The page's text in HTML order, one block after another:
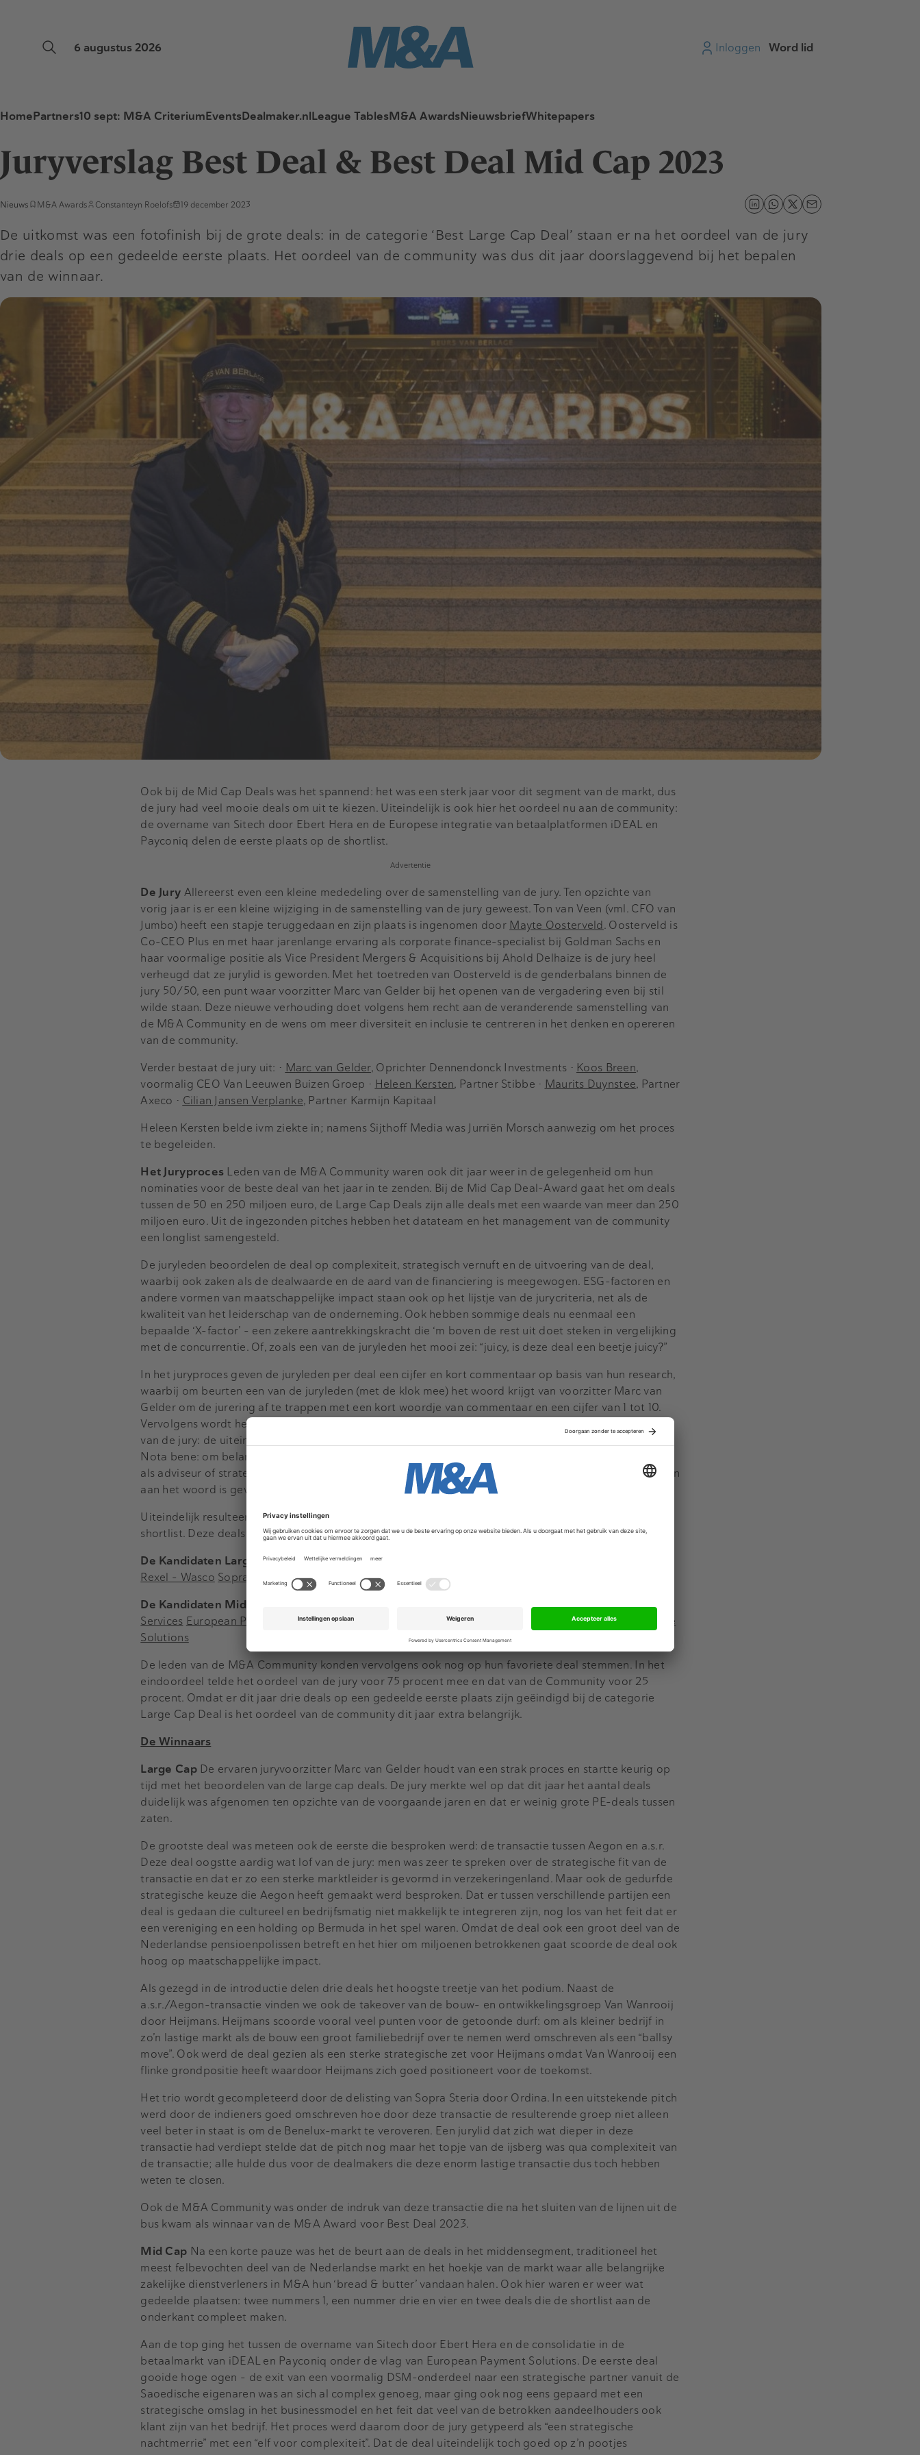
6 augustus 2026 Inloggen Word lid
HomePartners10 sept: M&A CriteriumEventsDealmaker.nlLeague TablesM&A AwardsNieuwsbriefWhitepapers
Juryverslag Best Deal & Best Deal Mid Cap 2023
Nieuws M&A Awards Constanteyn Roelofs 19 december 2023
De uitkomst was een fotofinish bij de grote deals: in de categorie ‘Best Large Cap Deal’ staan er na het oordeel van de jury
drie deals op een gedeelde eerste plaats. Het oordeel van de community was dus dit jaar doorslaggevend bij het bepalen
van de winnaar.
Ook bij de Mid Cap Deals was het spannend: het was een sterk jaar voor dit segment van de markt, dus
de jury had veel mooie deals om uit te kiezen. Uiteindelijk is ook hier het oordeel nu aan de community:
de overname van Sitech door Ebert Hera en de Europese integratie van betaalplatformen iDEAL en
Payconiq delen de eerste plaats op de shortlist.
Advertentie
De Jury Allereerst even een kleine mededeling over de samenstelling van de jury. Ten opzichte van
vorig jaar is er een kleine wijziging in de samenstelling van de jury geweest. Ton van Veen (vml. CFO van
Jumbo) heeft een stapje teruggedaan en zijn plaats is ingenomen door Mayte Oosterveld. Oosterveld is
Co-CEO Plus en met haar jarenlange ervaring als corporate finance-specialist bij Goldman Sachs en
haar voormalige positie als Vice President Mergers & Acquisitions bij Ahold Delhaize is de jury heel
verheugd dat ze jurylid is geworden. Met het toetreden van Oosterveld is de genderbalans binnen de
jury 50/50, een punt waar voorzitter Marc van Gelder bij het openen van de vergadering even bij stil
wilde staan. Deze nieuwe verhouding doet volgens hem recht aan de veranderende samenstelling van
de M&A Community en de wens om meer diversiteit en inclusie te centreren in het denken en opereren
van de community.
Verder bestaat de jury uit: • Marc van Gelder, Oprichter Dennendonck Investments • Koos Breen,
voormalig CEO Van Leeuwen Buizen Groep • Heleen Kersten, Partner Stibbe • Maurits Duynstee, Partner
Axeco • Cilian Jansen Verplanke, Partner Karmijn Kapitaal
Heleen Kersten belde ivm ziekte in; namens Sijthoff Media was Jurriën Morsch aanwezig om het proces
te begeleiden.
Het Juryproces Leden van de M&A Community waren ook dit jaar weer in de gelegenheid om hun
nominaties voor de beste deal van het jaar in te zenden. Bij de Mid Cap Deal-Award gaat het om deals
tussen de 50 en 250 miljoen euro, de Large Cap Deals zijn alle deals met een waarde van meer dan 250
miljoen euro. Uit de ingezonden pitches hebben het datateam en het management van de community
een longlist samengesteld.
De juryleden beoordelen de deal op complexiteit, strategisch vernuft en de uitvoering van de deal,
waarbij ook zaken als de dealwaarde en de aard van de financiering is meegewogen. ESG-factoren en
andere vormen van maatschappelijke impact staan ook op het lijstje van de jurycriteria, net als de
kwaliteit van het leiderschap van de onderneming. Ook hebben sommige deals nu eenmaal een
bepaalde ‘X-factor’ - een zekere aantrekkingskracht die ‘m boven de rest uit doet steken in vergelijking
met de concurrentie. Of, zoals een van de juryleden het mooi zei: “juicy, is deze deal een beetje juicy?”
In het juryproces geven de juryleden per deal een cijfer en kort commentaar op basis van hun research,
waarbij om beurten een van de juryleden (met de klok mee) het woord krijgt van voorzitter Marc van
Gelder om de jurering af te trappen met een kort woordje van commentaar en een cijfer van 1 tot 10.
Vervolgens wordt het rondje afgemaakt en zo ontstaat er per deal een lijst cijfers en kort commentaar
van de jury: de uiteindelijke ranking wordt op basis van het gemiddelde van deze cijfers samengesteld.
Nota bene: om belangenverstrengeling te voorkomen nemen juryleden die betrokken zijn bij een deal
als adviseur of strategische partij uitgesloten van het oordeel over de betreffende deal. Nadat iedereen
aan het woord is geweest is er nog even de gelegenheid om een eventueel cijfer te herzien.
Uiteindelijk resulteert dit proces in een ranking, waarvan de bovenste zes deals doorgaan naar de
shortlist. Deze deals wisten door te dringen tot de short lists:
De Kandidaten Large Cap a.s.r – Aegon CVC – DIF
Rexel – Wasco Sopra Steria – Ordina
De Kandidaten Mid Cap
Armira – Van Raam Ebert HERA – Sitech
Services European Payments Initiative – iDEAL & Payconiq Nolet – Lucas Bols
Zig – Cegeka Real Estate
Solutions
De leden van de M&A Community konden vervolgens ook nog op hun favoriete deal stemmen. In het
eindoordeel telde het oordeel van de jury voor 75 procent mee en dat van de Community voor 25
procent. Omdat er dit jaar drie deals op een gedeelde eerste plaats zijn geëindigd bij de categorie
Large Cap Deal is het oordeel van de community dit jaar extra belangrijk.
De Winnaars
Large CapDe ervaren juryvoorzitter Marc van Gelder houdt van een strak proces en startte keurig op
tijd met het beoordelen van de large cap deals. De jury merkte wel op dat dit jaar het aantal deals
duidelijk was afgenomen ten opzichte van de voorgaande jaren en dat er weinig grote PE-deals tussen
zaten.
De grootste deal was meteen ook de eerste die besproken werd: de transactie tussen Aegon en a.s.r.
Deze deal oogstte aardig wat lof van de jury: men was zeer te spreken over de strategische fit van de
transactie en dat er zo een sterke marktleider is gevormd in verzekeringenland. Maar ook de gedurfde
strategische keuze die Aegon heeft gemaakt werd besproken. Dat er tussen verschillende partijen een
deal is gedaan die cultureel en bedrijfsmatig niet makkelijk te integreren zijn, nog los van het feit dat er
een vereniging en een holding op Bermuda in het spel waren. Omdat de deal ook een groot deel van de
Nederlandse pensioenpolissen betreft en het hier om miljoenen betrokkenen gaat scoorde de deal ook
hoog op maatschappelijke impact.
Als gezegd in de introductie delen drie deals het hoogste treetje van het podium. Naast de
a.s.r./Aegon-transactie vinden we ook de takeover van de bouw- en ontwikkelingsgroep Van Wanrooij
door Heijmans. Heijmans scoorde vooral veel punten voor de getoonde durf: om als kleiner bedrijf in
zo’n lastige markt als de bouw een groot familiebedrijf over te nemen werd omschreven als een “ballsy
move”. Ook werd de deal gezien als een sterke strategische zet voor Heijmans omdat Van Wanrooij een
flinke grondpositie heeft waardoor Heijmans zich goed positioneert voor de toekomst.
Het trio wordt gecompleteerd door de delisting van Sopra Steria door Ordina. In een uitstekende pitch
werd door de indieners goed omschreven hoe door deze transactie de resulterende groep niet alleen
veel beter in staat is om de Benelux-markt te veroveren. Een jurylid dat zich wat dieper in deze
transactie had verdiept stelde dat de pitch nog maar het topje van de ijsberg was qua complexiteit van
de transactie; alle hulde dus voor de dealmakers die deze enorm lastige transactie dus toch hebben
weten te closen.
Ook de M&A Community was onder de indruk van deze transactie die na het sluiten van de lijnen uit de
bus kwam als winnaar van de M&A Award voor Best Deal 2023.
Mid Cap Na een korte pauze was het de beurt aan de deals in het middensegment, traditioneel het
meest felbevochten deel van de Nederlandse markt en het hoekje van de markt waar alle belangrijke
zakelijke dienstverleners in M&A hun ‘bread & butter’ vandaan halen. Ook hier waren er weer wat
gedeelde plaatsen: twee nummers 1, een nummer drie en vier en twee deals die de shortlist aan de
onderkant compleet maken.
Aan de top ging het tussen de overname van Sitech door Ebert Hera en de consolidatie in de
betaalmarkt van iDEAL en Payconiq onder de vlag van European Payment Solutions. De eerste deal
gooide hoge ogen - de exit van een voormalig DSM-onderdeel naar een strategische partner vanuit de
Saoedische eigenaren was an sich al complex genoeg, maar ging ook nog eens gepaard met een
strategische omslag in het businessmodel en het feit dat veel van de betrokken aandeelhouders ook
klant zijn van het bedrijf. Het proces werd daarom door de jury getypeerd als “een strategische
nachtmerrie” met een “elf voor complexiteit”. Dat de deal uiteindelijk toch goed op z’n pootjes